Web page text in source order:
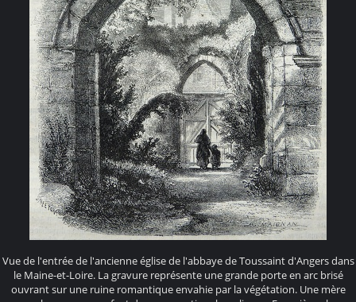
Vue de l'entrée de l'ancienne église de l'abbaye de Toussaint d'Angers dans
le Maine-et-Loire. La gravure représente une grande porte en arc brisé
ouvrant sur une ruine romantique envahie par la végétation. Une mère